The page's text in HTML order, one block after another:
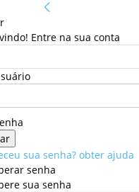
Entre na sua conta
sua senha? obter ajuda
senha
sua senha